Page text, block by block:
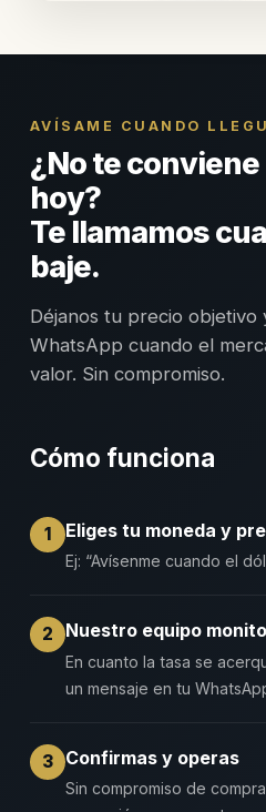
AVÍSAME CUANDO
¿No te conviene
hoy?
Te llamamos
baje.
Déjanos tu precio
WhatsApp cuando el
valor. Sin compromiso.
Cómo funciona
1 Eliges tu moneda y
Ej: “Avísenme cuando el
2 Nuestro equipo
En cuanto la tasa se
un mensaje en tu
3 Confirmas y operas
Sin compromiso de